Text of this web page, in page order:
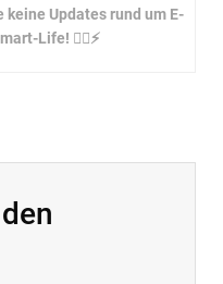
keine Updates rund um E-
Life! 🚴‍♂️⚡